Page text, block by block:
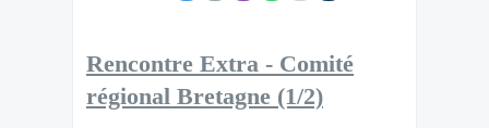
Rencontre Extra - Comité
régional Bretagne (1/2)